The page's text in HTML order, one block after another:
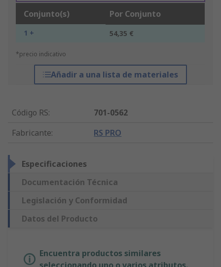
Conjunto(s) Por Conjunto
1 + 54,35 €
*precio indicativo
Añadir a una lista de materiales
Código RS:
701-0562
Fabricante: RS PRO
Especificaciones
Documentación Técnica
Legislación y Conformidad
Datos del Producto
Encuentra productos similares